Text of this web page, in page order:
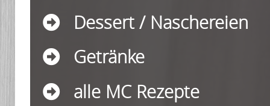
Dessert / Naschereien
Getränke
alle MC Rezepte